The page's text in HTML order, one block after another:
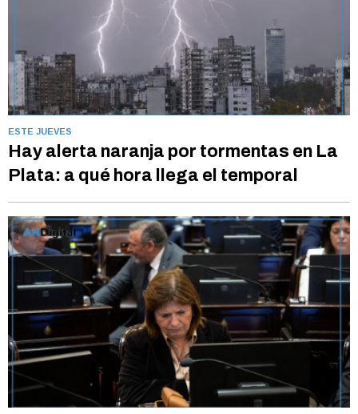
ESTE JUEVES
Hay alerta naranja por tormentas en La
Plata: a qué hora llega el temporal